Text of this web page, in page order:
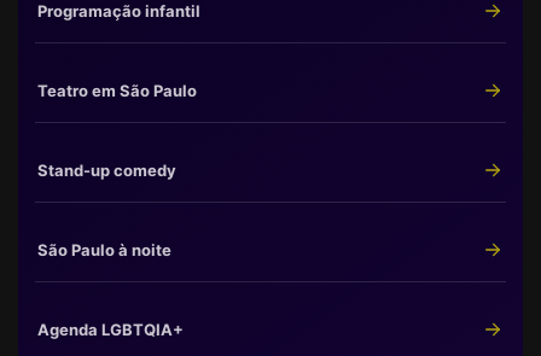
Programação infantil
Teatro em São Paulo
Stand-up comedy
São Paulo à noite
Agenda LGBTQIA+